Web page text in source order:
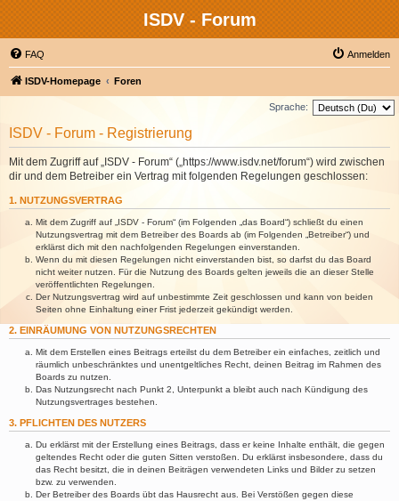
ISDV - Forum
FAQ Anmelden
ISDV-Homepage Foren
Sprache:
ISDV - Forum - Registrierung
Mit dem Zugriff auf „ISDV - Forum“ („https://www.isdv.net/forum“) wird zwischen
dir und dem Betreiber ein Vertrag mit folgenden Regelungen geschlossen:
1. NUTZUNGSVERTRAG
Mit dem Zugriff auf „ISDV - Forum“ (im Folgenden „das Board“) schließt du einen
Nutzungsvertrag mit dem Betreiber des Boards ab (im Folgenden „Betreiber“) und
erklärst dich mit den nachfolgenden Regelungen einverstanden.
Wenn du mit diesen Regelungen nicht einverstanden bist, so darfst du das Board
nicht weiter nutzen. Für die Nutzung des Boards gelten jeweils die an dieser Stelle
veröffentlichten Regelungen.
Der Nutzungsvertrag wird auf unbestimmte Zeit geschlossen und kann von beiden
Seiten ohne Einhaltung einer Frist jederzeit gekündigt werden.
2. EINRÄUMUNG VON NUTZUNGSRECHTEN
Mit dem Erstellen eines Beitrags erteilst du dem Betreiber ein einfaches, zeitlich und
räumlich unbeschränktes und unentgeltliches Recht, deinen Beitrag im Rahmen des
Boards zu nutzen.
Das Nutzungsrecht nach Punkt 2, Unterpunkt a bleibt auch nach Kündigung des
Nutzungsvertrages bestehen.
3. PFLICHTEN DES NUTZERS
Du erklärst mit der Erstellung eines Beitrags, dass er keine Inhalte enthält, die gegen
geltendes Recht oder die guten Sitten verstoßen. Du erklärst insbesondere, dass du
das Recht besitzt, die in deinen Beiträgen verwendeten Links und Bilder zu setzen
bzw. zu verwenden.
Der Betreiber des Boards übt das Hausrecht aus. Bei Verstößen gegen diese